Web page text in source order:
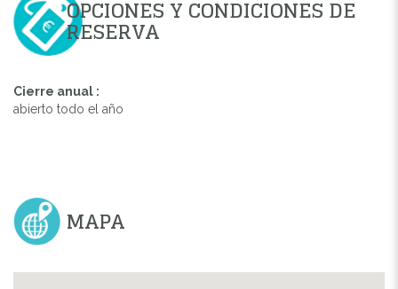
OPCIONES Y CONDICIONES DE
RESERVA
Cierre anual :
abierto todo el año
MAPA